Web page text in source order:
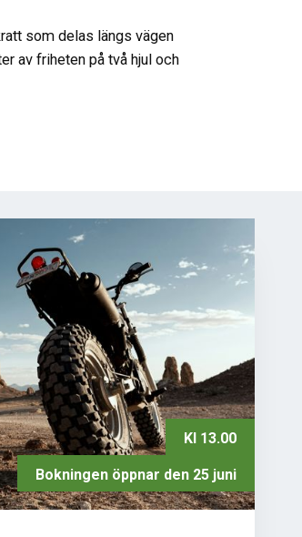
som delas längs vägen
av friheten på två hjul och
Kl 13.00
Bokningen öppnar den 25 juni